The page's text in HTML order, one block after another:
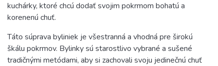
kuchárky, ktoré chcú dodať svojim pokrmom bohatú a
korenenú chuť.
Táto súprava byliniek je všestranná a vhodná pre širokú
škálu pokrmov. Bylinky sú starostlivo vybrané a sušené
tradičnými metódami, aby si zachovali svoju jedinečnú chuť